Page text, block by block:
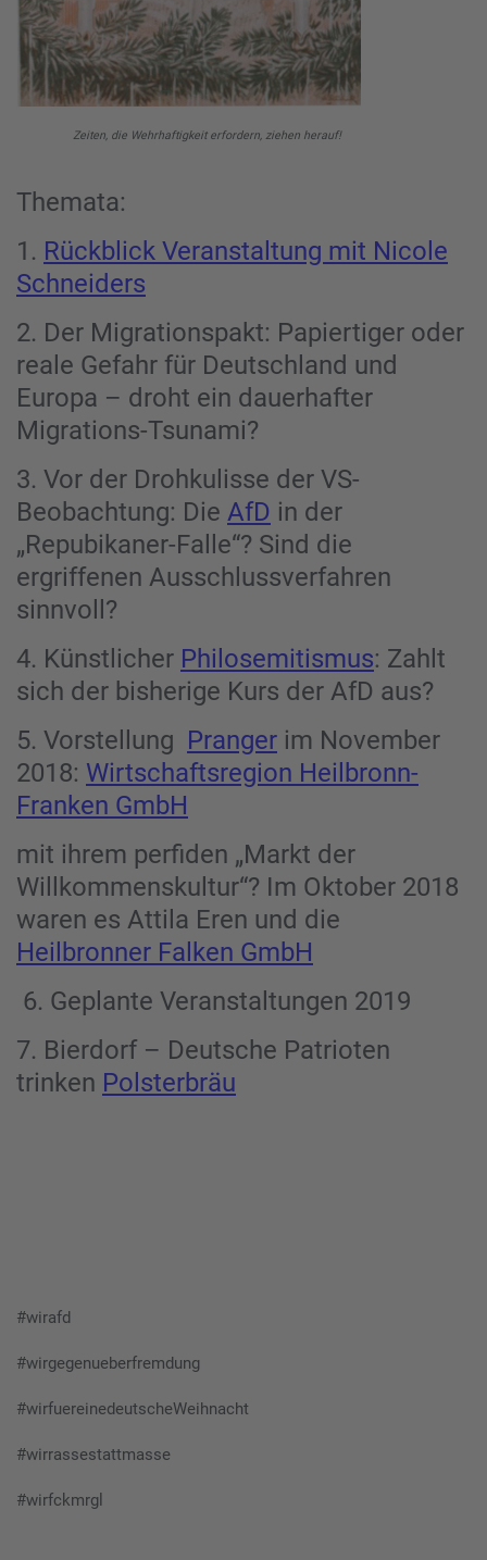
Zeiten, die Wehrhaftigkeit erfordern, ziehen herauf!
Themata:
1. Rückblick Veranstaltung mit Nicole
Schneiders
2. Der Migrationspakt: Papiertiger oder
reale Gefahr für Deutschland und
Europa – droht ein dauerhafter
Migrations-Tsunami?
3. Vor der Drohkulisse der VS-
Beobachtung: Die AfD in der
„Repubikaner-Falle“? Sind die
ergriffenen Ausschlussverfahren
sinnvoll?
4. Künstlicher Philosemitismus: Zahlt
sich der bisherige Kurs der AfD aus?
5. Vorstellung Pranger im November
2018: Wirtschaftsregion Heilbronn-
Franken GmbH
mit ihrem perfiden „Markt der
Willkommenskultur“? Im Oktober 2018
waren es Attila Eren und die
Heilbronner Falken GmbH
6. Geplante Veranstaltungen 2019
7. Bierdorf – Deutsche Patrioten
trinken Polsterbräu
#wirafd
#wirgegenueberfremdung
#wirfuereinedeutscheWeihnacht
#wirrassestattmasse
#wirfckmrgl